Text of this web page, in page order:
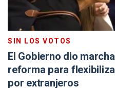
SIN LOS VOTOS
El Gobierno dio
reforma para
por extranjeros